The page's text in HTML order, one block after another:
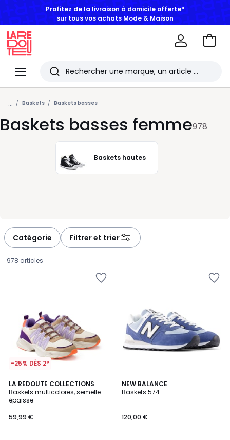
Menu
Redoute
Rechercher
Les
derniers
articles
consultés
Aller
... Baskets Baskets basses
Baskets basses femme978
Baskets hautes
Catégorie Filtrer et trier
978 articles
-25% DÈS 2*
LA REDOUTE COLLECTIONS
Baskets multicolores, semelle
épaisse
€.
59,99 €
4,7
/ 5
2
Couleurs
NEW BALANCE
Baskets 574
120,00 €
5
/